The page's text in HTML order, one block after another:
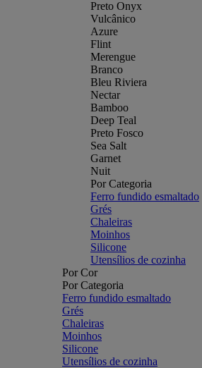
Preto Onyx
Vulcânico
Azure
Flint
Merengue
Branco
Bleu Riviera
Nectar
Bamboo
Deep Teal
Preto Fosco
Sea Salt
Garnet
Nuit
Por Categoria
Ferro fundido esmaltado
Grés
Chaleiras
Moinhos
Silicone
Utensílios de cozinha
Por Cor
Por Categoria
Ferro fundido esmaltado
Grés
Chaleiras
Moinhos
Silicone
Utensílios de cozinha